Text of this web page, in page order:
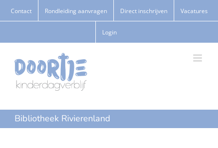
naar
Contact Rondleiding aanvragen Direct inschrijven Vacatures
Login
Bibliotheek Rivierenland